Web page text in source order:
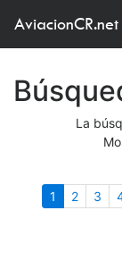
AviacionCR.net
La
1 (actual)
2 3